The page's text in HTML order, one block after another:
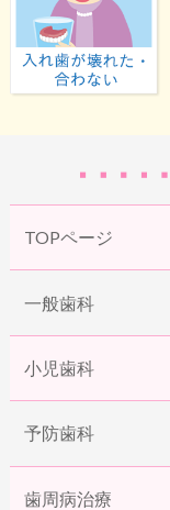
TOPページ
一般歯科
小児歯科
予防歯科
歯周病治療